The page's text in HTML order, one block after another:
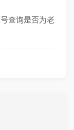
查询是否为老